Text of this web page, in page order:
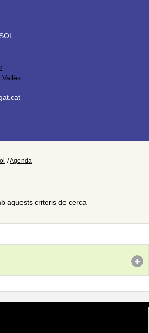
Agenda
aquests criteris de cerca